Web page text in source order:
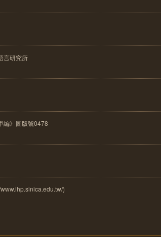
言研究所
編》圖版號0478
)